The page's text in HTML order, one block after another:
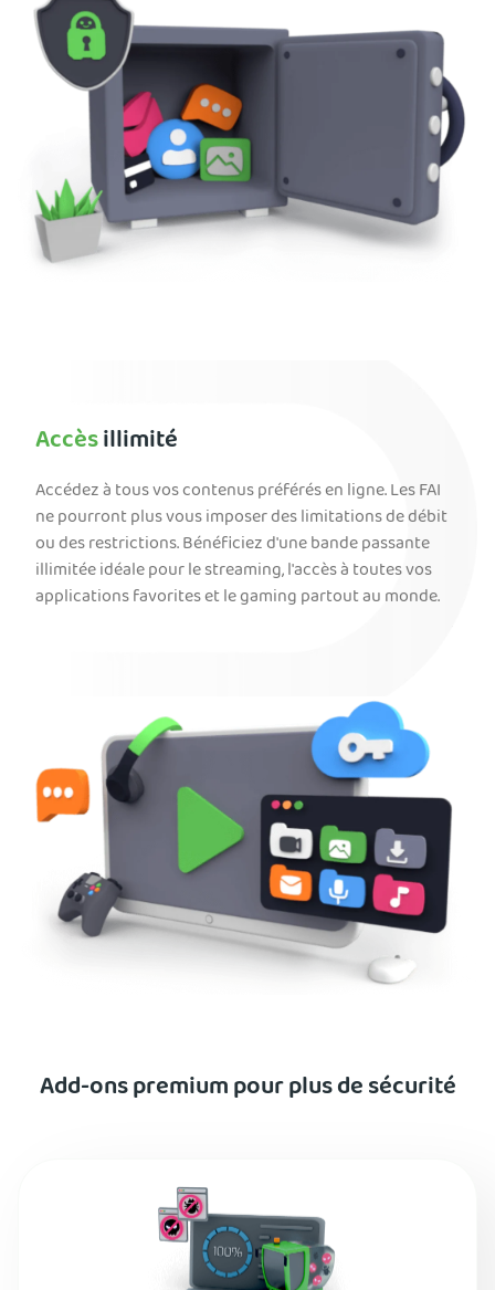
Accèsillimité
Accédez à tous vos contenus préférés en ligne. Les FAI
ne pourront plus vous imposer des limitations de débit
ou des restrictions. Bénéficiez d'une bande passante
illimitée idéale pour le streaming, l'accès à toutes vos
applications favorites et le gaming partout au monde.
Add-ons premium pour plus de sécurité